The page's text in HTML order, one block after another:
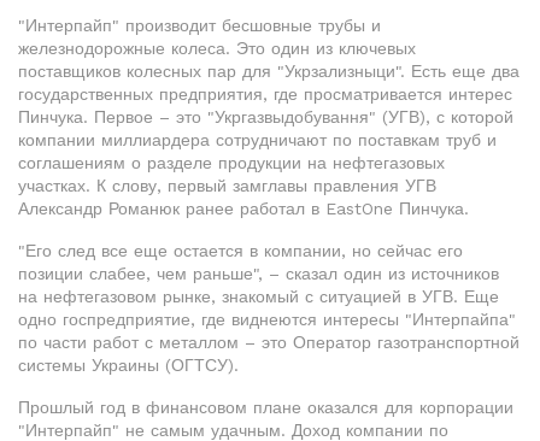
"Интерпайп" производит бесшовные трубы и
железнодорожные колеса. Это один из ключевых
поставщиков колесных пар для "Укр­зализныци". Есть еще два
государственных предприятия, где просматривается интерес
Пинчука. Первое – это "Укргазвыдобування" (УГВ), с которой
компании миллиардера сотрудничают по поставкам труб и
соглашениям о разделе продукции на нефтегазовых
участках. К слову, первый замглавы правления УГВ
Александр Романюк ранее работал в EastOne Пинчука.
"Его след все еще остается в компании, но сейчас его
позиции слабее, чем раньше", – сказал один из источников
на нефтегазовом рынке, знакомый с ситуацией в УГВ. Еще
одно госпредприятие, где виднеются интересы "Интерпайпа"
по части работ с металлом – это Оператор газотранспортной
системы Украины (ОГТСУ).
Прошлый год в финансовом плане оказался для корпорации
"Интерпайп" не самым удачным. Доход компании по